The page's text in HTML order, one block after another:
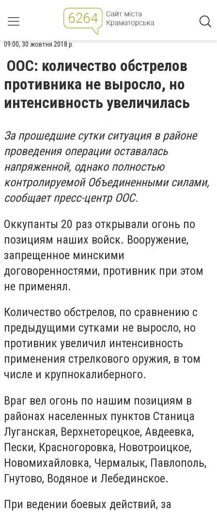
09:00, 30 жовтня 2018 р.
ООС: количество обстрелов
противника не выросло, но
интенсивность увеличилась
За прошедшие сутки ситуация в районе
проведения операции оставалась
напряженной, однако полностью
контролируемой Объединенными силами,
сообщает пресс-центр ООС.
Оккупанты 20 раз открывали огонь по
позициям наших войск. Вооружение,
запрещенное минскими
договоренностями, противник при этом
не применял.
Количество обстрелов, по сравнению с
предыдущими сутками не выросло, но
противник увеличил интенсивность
применения стрелкового оружия, в том
числе и крупнокалиберного.
Враг вел огонь по нашим позициям в
районах населенных пунктов Станица
Луганская, Верхнеторецкое, Авдеевка,
Пески, Красногоровка, Новотроицкое,
Новомихайловка, Чермалык, Павлополь,
Гнутово, Водяное и Лебединское.
При ведении боевых действий, за